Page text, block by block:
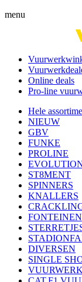
menu
Online deals
Pro-line
Hele
NIEUW
GBV
FUNKE
PROLINE
ST8MENT
SPINNERS
KNALLERS
FONTEINEN
DIVERSEN
SINGLE